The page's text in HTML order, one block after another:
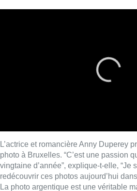
La photo argentique est une véritable
En même temps, Anny Duperey sort un
L’expo prend ses quartiers à la
► Une interview deDavid Courier
Lire aussi :
Un nouveau club de